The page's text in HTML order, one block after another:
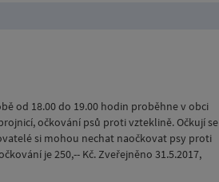
od 18.00 do 19.00 hodin proběhne v obci
očkování psů proti vzteklině. Očkují se
si mohou nechat naočkovat psy proti
je 250,-- Kč. Zveřejněno 31.5.2017,